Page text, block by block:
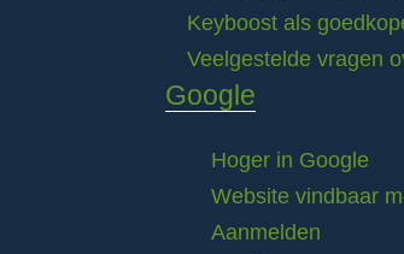
Keyboost als
Veelgestelde vragen
Google
Hoger in Google
Website vindbaar
Aanmelden